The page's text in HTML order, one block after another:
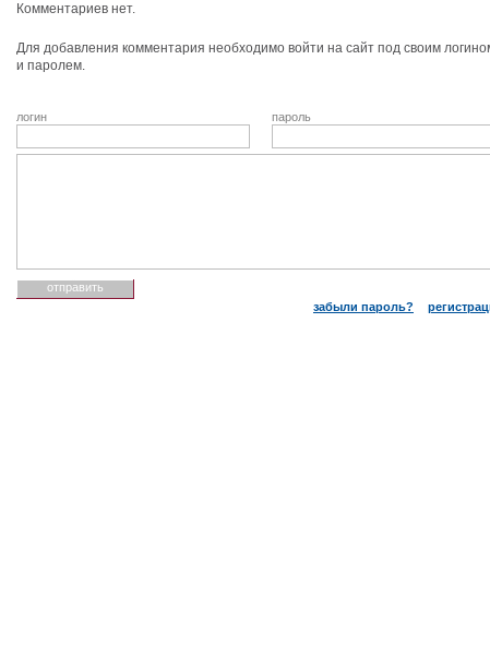
Комментариев нет.
Для добавления комментария необходимо войти на сайт под своим
и паролем.
логин пароль
забыли пароль?